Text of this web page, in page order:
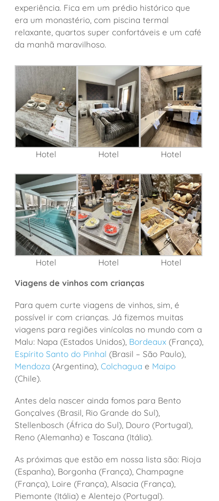
experiência. Fica em um prédio histórico que
era um monastério, com piscina termal
relaxante, quartos super confortáveis e um café
da manhã maravilhoso.
Hotel Hotel Hotel
Hotel Hotel
Hotel
Viagens de vinhos com crianças
Para quem curte viagens de vinhos, sim, é
possível ir com crianças. Já fizemos muitas
viagens para regiões vinícolas no mundo com a
Malu: Napa (Estados Unidos), Bordeaux(França),
Espírito Santo do Pinhal (Brasil – São Paulo),
Mendoza (Argentina), Colchagua e Maipo
(Chile).
Antes dela nascer ainda fomos para Bento
Gonçalves (Brasil, Rio Grande do Sul),
Stellenbosch (África do Sul), Douro (Portugal),
Reno (Alemanha) e Toscana (Itália).
As próximas que estão em nossa lista são: Rioja
(Espanha), Borgonha (França), Champagne
(França), Loire (França), Alsacia (França),
Piemonte (Itália) e Alentejo (Portugal).